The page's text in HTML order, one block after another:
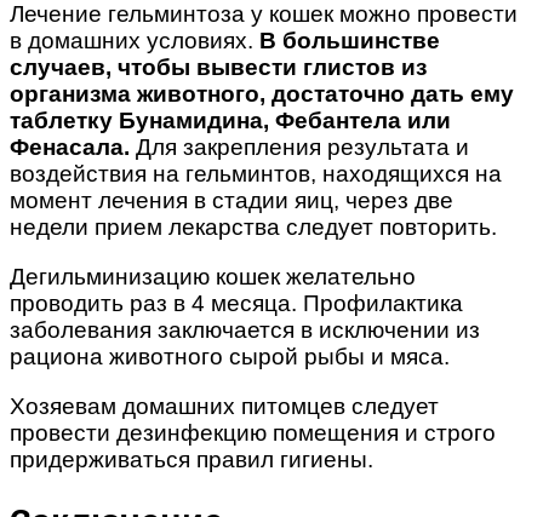
Лечение гельминтоза у кошек можно провести
в домашних условиях. В большинстве
случаев, чтобы вывести глистов из
организма животного, достаточно дать ему
таблетку Бунамидина, Фебантела или
Фенасала. Для закрепления результата и
воздействия на гельминтов, находящихся на
момент лечения в стадии яиц, через две
недели прием лекарства следует повторить.
Дегильминизацию кошек желательно
проводить раз в 4 месяца. Профилактика
заболевания заключается в исключении из
рациона животного сырой рыбы и мяса.
Хозяевам домашних питомцев следует
провести дезинфекцию помещения и строго
придерживаться правил гигиены.